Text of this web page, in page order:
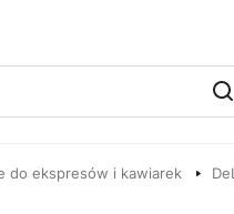
do ekspresów i kawiarek